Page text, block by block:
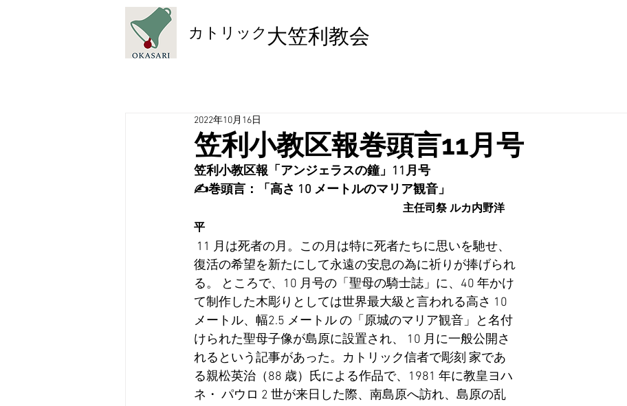
大笠利教会
​カトリック
笠利小教区報巻頭言11月号
2022年10月16日
笠利小教区報「アンジェラスの鐘」11月号
✍巻頭言：「高さ 10 メートルのマリア観音」
主任司祭 ルカ内野洋
平
復活の希望を新たにして永遠の安息の為に祈りが捧げられ
る。 ところで、10 月号の「聖母の騎士誌」に、40 年かけ
て制作した木彫りとしては世界最大級と言われる高さ 10
メートル、幅2.5 メートル の「原城のマリア観音」と名付
けられた聖母子像が島原に設置され、 10 月に一般公開さ
れるという記事があった。カトリック信者で彫刻 家であ
る親松英治（88 歳）氏による作品で、1981 年に教皇ヨハ
ネ・ パウロ 2 世が来日した際、南島原へ訪れ、島原の乱